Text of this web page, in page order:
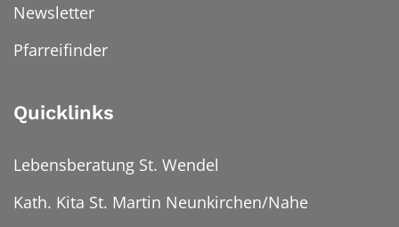
Newsletter
Pfarreifinder
Quicklinks
Lebensberatung St. Wendel
Kath. Kita St. Martin Neunkirchen/Nahe